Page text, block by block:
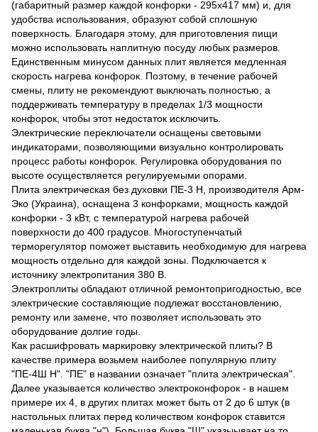
(габаритный размер каждой конфорки - 295х417 мм) и, для
удобства использования, образуют собой сплошную
поверхность. Благодаря этому, для приготовления пищи
можно использовать наплитную посуду любых размеров.
Единственным минусом данных плит является медленная
скорость нагрева конфорок. Поэтому, в течение рабочей
смены, плиту не рекомендуют выключать полностью, а
поддерживать температуру в пределах 1/3 мощности
конфорок, чтобы этот недостаток исключить.
Электрические переключатели оснащены световыми
индикаторами, позволяющими визуально контролировать
процесс работы конфорок. Регулировка оборудования по
высоте осуществляется регулируемыми опорами.
Плита электрическая без духовки ПЕ-3 Н, производителя Арм-
Эко (Украина), оснащена 3 конфорками, мощность каждой
конфорки - 3 кВт, с температурой нагрева рабочей
поверхности до 400 градусов. Многоступенчатый
терморегулятор поможет выставить необходимую для нагрева
мощность отдельно для каждой зоны. Подключается к
источнику электропитания 380 В.
Электроплиты обладают отличной ремонтопригодностью, все
электрические составляющие подлежат восстановлению,
ремонту или замене, что позволяет использовать это
оборудование долгие годы.
Как расшифровать маркировку электрической плиты? В
качестве примера возьмем наиболее популярную плиту
"ПЕ-4Ш Н". "ПЕ" в названии означает "плита электрическая".
Далее указывается количество электроконфорок - в нашем
примере их 4, в других плитах может быть от 2 до 6 штук (в
настольных плитах перед количеством конфорок ставится